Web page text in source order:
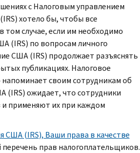
с Налоговым управлением
IRS) хотело бы, чтобы все
том случае, если им необходимо
(IRS) по вопросам личного
США (IRS) продолжает разъяснять
публикациях. Налоговое
напоминает своим сотрудникам об
(IRS) ожидает, что сотрудники
применяют их при каждом
США (IRS), Ваши права в качестве
прав налогоплательщиков.